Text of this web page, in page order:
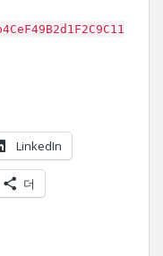
LinkedIn
더